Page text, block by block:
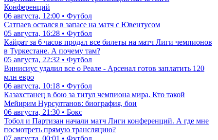
Конференций
06 августа, 12:00 • Футбол
Сатпаев остался в запасе на матч с Ювентусом
05 августа, 16:28 • Футбол
Кайрат за 6 часов продал все билеты на матч Лиги чемпионов
в Туркестане. А почему там?
05 августа, 22:32 • Футбол
Винисиус удалил все о Реале - Арсенал готов заплатить 120
млн евро
06 августа, 10:18 • Футбол
Казахстанец в бою за титул чемпиона мира. Кто такой
Мейирим Нурсултанов: биография, бои
06 августа, 21:30 • Бокс
Тобол и Партизан начали матч Лиги конференций. А где мне
посмотреть прямую трансляцию?